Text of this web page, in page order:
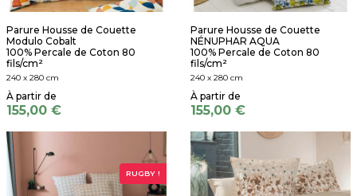
Parure Housse de Couette
Modulo Cobalt
100% Percale de Coton 80
fils/cm²
240 x 280 cm
155,00 €
Parure Housse de Couette
NÉNUPHAR AQUA
100% Percale de Coton 80
fils/cm²
240 x 280 cm
155,00 €
RUGBY !